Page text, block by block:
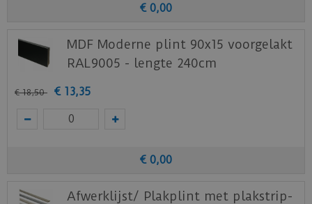
€ 0,00
MDF Moderne plint 90x15 voorgelakt
RAL9005 - lengte 240cm
€ 18,50 € 13,35
€ 0,00
Afwerklijst/ Plakplint met plakstrip-